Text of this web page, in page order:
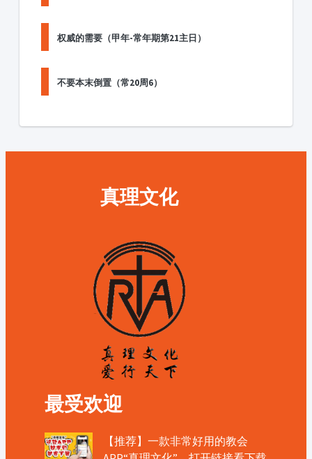
权威的需要（甲年-常年期第21主日）
不要本末倒置（常20周6）
真理文化
最受欢迎
【推荐】一款非常好用的教会